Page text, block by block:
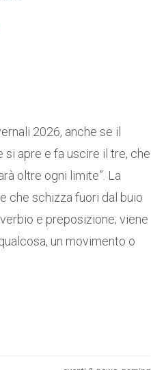
2026, anche se il
apre e fa uscire il tre, che
oltre ogni limite”. La
che schizza fuori dal buio
e preposizione; viene
un movimento o